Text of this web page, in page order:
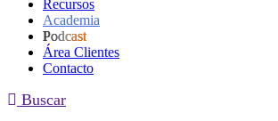
Recursos
Academia
Podcast
Área Clientes
Contacto
Buscar